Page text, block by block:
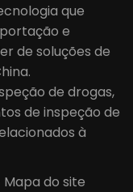
que
e
de soluções de
de drogas,
de inspeção de
à
Mapa do site